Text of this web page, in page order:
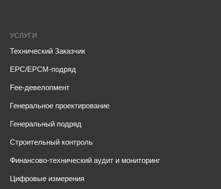
УСЛУГИ
Технический Заказчик
EPC/EPCM-подряд
Fee-девелопмент
Генеральное проектирование
Генеральный подряд
Строительный контроль
Финансово-технический аудит и мониторинг
Цифровые измерения